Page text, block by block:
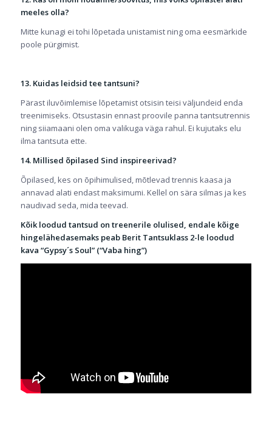
meeles olla?
Mitte kunagi ei tohi lõpetada unistamist ning oma eesmärkide
poole pürgimist.
13. Kuidas leidsid tee tantsuni?
Pärast iluvõimlemise lõpetamist otsisin teisi väljundeid enda
treenimiseks. Otsustasin ennast proovile panna tantsutrennis
ning siiamaani olen oma valikuga väga rahul. Ei kujutaks elu
ilma tantsuta ette.
14. Millised õpilased Sind inspireerivad?
Õpilased, kes on õpihimulised, mõtlevad trennis kaasa ja
annavad alati endast maksimumi. Kellel on sära silmas ja kes
naudivad seda, mida teevad.
Kõik loodud tantsud on treenerile olulised, endale kõige
hingelähedasemaks peab Berit Tantsuklass 2-le loodud
kava “Gypsy´s Soul” (“Vaba hing”)